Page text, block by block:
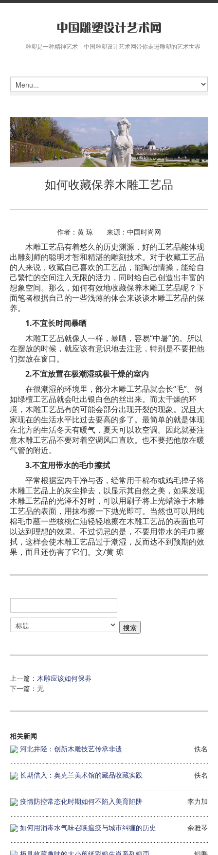
雕塑是一种精神艺术 中国雕塑设计艺术网带你走进雕塑的艺术世界
如何收藏保养木雕工艺品
作者：黄 琼 来源：中国时尚网
木雕工艺品有着悠久的历史渊源，好的工艺品能体现
出雕刻师的聪明才智和精湛的雕刻技术。对于收藏工艺品
的人来说，收藏自己喜欢的工艺品，能陶冶情操，能给自
己繁忙的空间注入无限的活力，同时给自己创造出丰富的
想象空间。那么，如何有效地收藏保养木雕工艺品呢？下
面笔者根据自己的一些浅薄的体会来谈谈木雕工艺品的保
养。
1.不宜长时间暴晒
木雕工艺品就像人一样，暴晒，容易“中暑”的。所以
在摆放的时候，就应该有意识地去注意，特别是不要把他
们摆放在窗口。
2.不宜放置在极潮湿或极干燥的室内
在很潮湿的环境里，部分木雕工艺品就会长“毛”。例
如绿檀工艺品就会吐出银白色的丝出来。而太干燥的环
境，木雕工艺品有的可能会部分出现开裂的现象。况且大
家现在的生活水平比过去要高的多了。最简单的就是体现
在北方的生活冬天有暖气，夏天可以吹空调。因此就要注
意木雕工艺品不要对着空调风口直吹。也不要把他放在暖
气管的附近。
3.不宜用带水的毛巾擦拭
平常根据室内干净与否，经常用干棉布或鸡毛掸子将
木雕工艺品上的灰尘掸去，以显示其自然之美，如果发现
木雕工艺品的光泽不好时，可以用刷子将上光蜡涂于木雕
工艺品的表面，用抹布擦一下抛光即可。当然也可以用纯
棉毛巾蘸一些核桃仁油轻轻地擦在木雕工艺品的表面也可
以达到理想的效果。不过切忌的是，不要用带水的毛巾擦
拭，这样会使木雕工艺品过于潮湿，反而达不到预期的效
果，而且还伤害了它们。文/黄 琼
上一篇： 木雕应该如何保养
下一篇：无
相关新闻
河北井陉：创新木雕技艺传承非遗
佚名
长期借入：奥克兰美术馆的藏品收藏实践 佚名
疫情防控常态化时期如何不陷入美育陷阱 李力加
如何用消毒水气味召唤瘟疫与城市纠缠的历史 余雅琴